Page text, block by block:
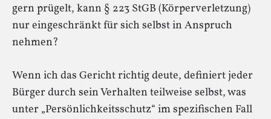
gern prügelt, kann § 223 StGB (Körperverletzung)
nur eingeschränkt für sich selbst in Anspruch
nehmen?
Wenn ich das Gericht richtig deute, definiert jeder
Bürger durch sein Verhalten teilweise selbst, was
unter „Persönlichkeitsschutz“ im spezifischen Fall